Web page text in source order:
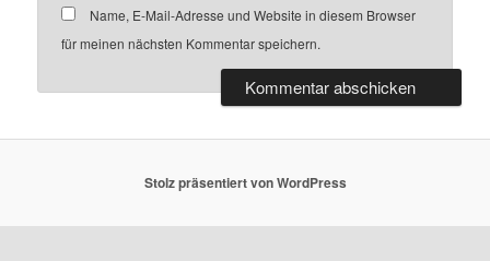
Name, E-Mail-Adresse und Website in diesem Browser
für meinen nächsten Kommentar speichern.
Stolz präsentiert von WordPress